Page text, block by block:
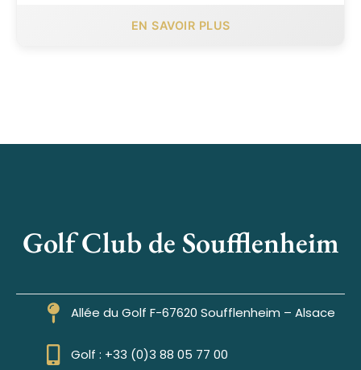
EN SAVOIR PLUS
Golf Club de Soufflenheim
Allée du Golf F-67620 Soufflenheim – Alsace
Golf : +33 (0)3 88 05 77 00